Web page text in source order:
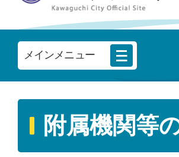
メインメニュー
附属機関等